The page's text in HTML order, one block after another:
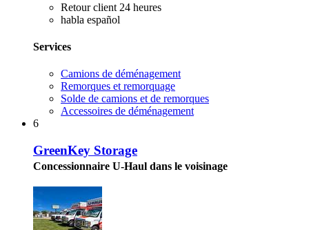
Retour client 24 heures
habla español
Services
Camions de déménagement
Remorques et remorquage
Solde de camions et de remorques
Accessoires de déménagement
6
GreenKey Storage
Concessionnaire U-Haul dans le voisinage